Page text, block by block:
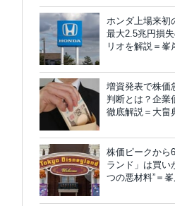
ホンダ上場来初
最大2.5兆円損
リオを解説＝峯
増資発表で株価
判断とは？企業
徹底解説＝大畠
株価ピークから
ランド」は買い
つの悪材料”＝